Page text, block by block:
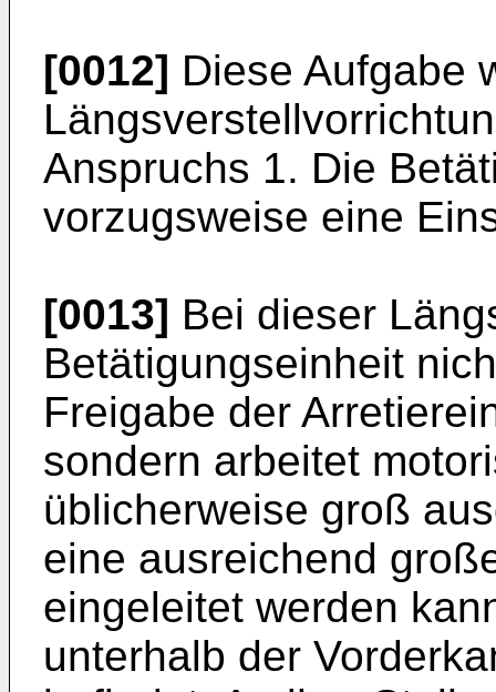
[0012] Diese Aufgabe
Anspruchs 1. Die
vorzugsweise eine
[0013] Bei dieser
Betätigungseinheit
Freigabe der
sondern arbeitet
üblicherweise groß
eine ausreichend
eingeleitet werden
unterhalb der